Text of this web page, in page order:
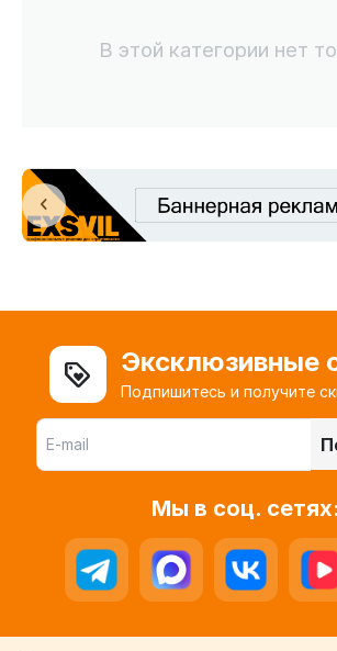
В этой категории нет
Эксклюзивные
Подпишитесь и получите
Мы в соц. сетях: